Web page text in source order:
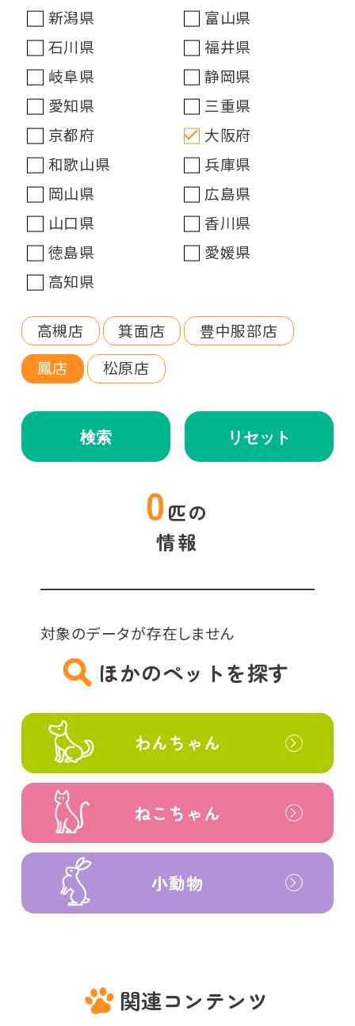
新潟県
富山県
石川県
福井県
岐阜県
静岡県
愛知県
三重県
京都府
大阪府
和歌山県
兵庫県
岡山県
広島県
山口県
香川県
徳島県
愛媛県
高知県
高槻店 箕面店
豊中服部店
鳳店
松原店
検索 リセット
0 匹の
情報
対象のデータが存在しません
ほかのペットを探す
わんちゃん
ねこちゃん
小動物
関連コンテンツ